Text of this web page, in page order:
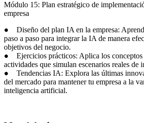
Módulo 15: Plan estratégico de
empresa
● Diseño del plan IA en la empresa:
paso a paso para integrar la IA de manera
objetivos del negocio.
● Ejercicios prácticos: Aplica los conceptos
actividades que simulan escenarios reales de
● Tendencias IA: Explora las últimas
del mercado para mantener tu empresa a la
inteligencia artificial.